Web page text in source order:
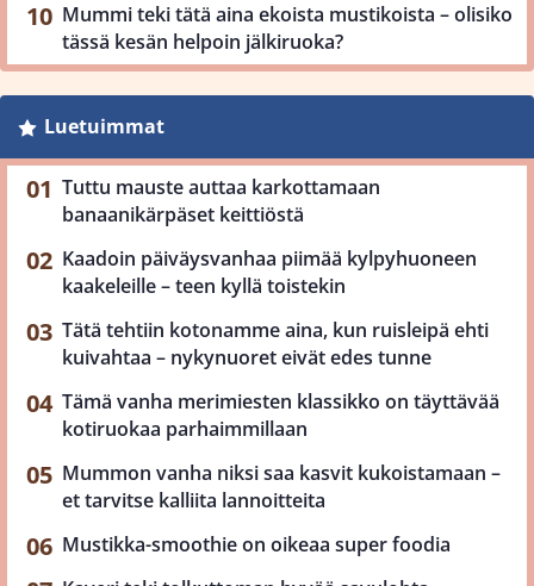
Mummi teki tätä aina ekoista mustikoista – olisiko
tässä kesän helpoin jälkiruoka?
Luetuimmat
Tuttu mauste auttaa karkottamaan
banaanikärpäset keittiöstä
Kaadoin päiväysvanhaa piimää kylpyhuoneen
kaakeleille – teen kyllä toistekin
Tätä tehtiin kotonamme aina, kun ruisleipä ehti
kuivahtaa – nykynuoret eivät edes tunne
Tämä vanha merimiesten klassikko on täyttävää
kotiruokaa parhaimmillaan
Mummon vanha niksi saa kasvit kukoistamaan –
et tarvitse kalliita lannoitteita
Mustikka-smoothie on oikeaa super foodia